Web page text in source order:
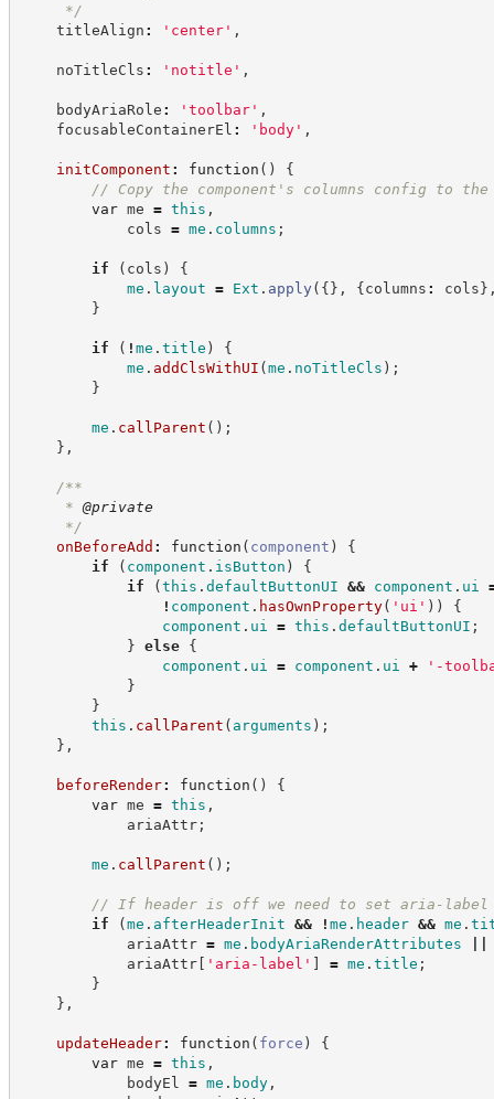
*/
titleAlign : ' center' ,
noTitleCls : ' notitle ' ,
bodyAriaRole : ' toolbar' ,
focusableContainerEl : ' body' ,
initComponent : function ( )
{
// Copy the component's columns config to
var me = this ,
cols = me . columns ;
if ( cols )
{
me . layout = Ext . apply ( {} , {columns : cols}
}
if ( ! me . title )
{
me . addClsWithUI (me . noTitleCls ) ;
}
me . callParent ( ) ;
} ,
/**
* @private
*/
onBeforeAdd : function ( component )
{
if
( component . isButton )
{
if
(this . defaultButtonUI && component . ui
! component . hasOwnProperty( ' ui ' ) )
{
component . ui = this . defaultButtonUI ;
} else
{
component . ui = component . ui + ' -
}
}
this . callParent ( arguments ) ;
} ,
beforeRender: function ( )
{
var me = this ,
ariaAttr;
me . callParent ( ) ;
// If header is off we need to set aria-label
if
(me . afterHeaderInit && ! me . header && me .
ariaAttr = me . bodyAriaRenderAttributes
ariaAttr[ ' aria-label ' ] = me . title ;
}
} ,
updateHeader: function ( force )
{
var me = this ,
bodyEl = me . body,